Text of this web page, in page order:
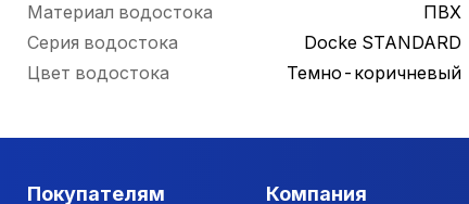
Материал водостока
ПВХ
Серия водостока
Docke STANDARD
Цвет водостока
Темно-коричневый
Покупателям Компания